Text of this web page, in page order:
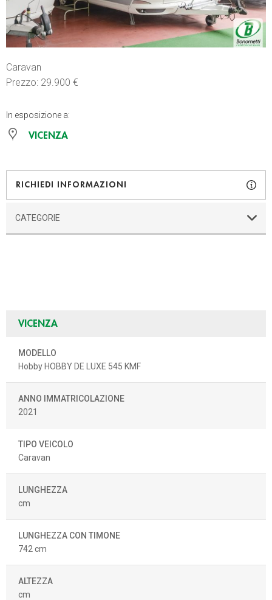
Caravan
Prezzo: 29.900 €
In esposizione a:
VICENZA
RICHIEDI INFORMAZIONI
CATEGORIE
VICENZA
MODELLO
Hobby HOBBY DE LUXE 545 KMF
ANNO IMMATRICOLAZIONE
2021
TIPO VEICOLO
Caravan
LUNGHEZZA
cm
LUNGHEZZA CON TIMONE
742 cm
ALTEZZA
cm